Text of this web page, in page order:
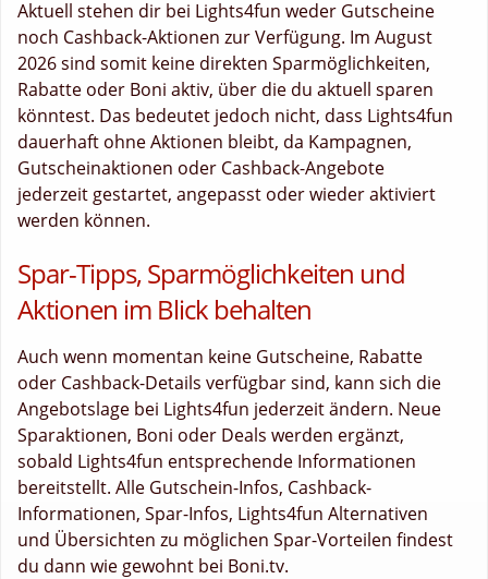
Aktuell stehen dir bei Lights4fun weder Gutscheine
noch Cashback-Aktionen zur Verfügung. Im August
2026 sind somit keine direkten Sparmöglichkeiten,
Rabatte oder Boni aktiv, über die du aktuell sparen
könntest. Das bedeutet jedoch nicht, dass Lights4fun
dauerhaft ohne Aktionen bleibt, da Kampagnen,
Gutscheinaktionen oder Cashback-Angebote
jederzeit gestartet, angepasst oder wieder aktiviert
werden können.
Spar-Tipps, Sparmöglichkeiten und
Aktionen im Blick behalten
Auch wenn momentan keine Gutscheine, Rabatte
oder Cashback-Details verfügbar sind, kann sich die
Angebotslage bei Lights4fun jederzeit ändern. Neue
Sparaktionen, Boni oder Deals werden ergänzt,
sobald Lights4fun entsprechende Informationen
bereitstellt. Alle Gutschein-Infos, Cashback-
Informationen, Spar-Infos, Lights4fun Alternativen
und Übersichten zu möglichen Spar-Vorteilen findest
du dann wie gewohnt bei Boni.tv.